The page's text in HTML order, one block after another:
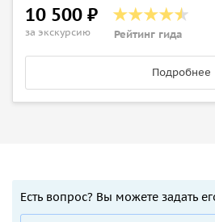
10 500 ₽
за экскурсию Рейтинг гида
Подробнее
Есть вопрос? Вы можете задать